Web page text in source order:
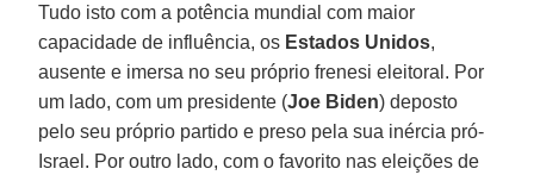
Tudo isto com a potência mundial com maior
capacidade de influência, os Estados Unidos,
ausente e imersa no seu próprio frenesi eleitoral. Por
um lado, com um presidente (Joe Biden) deposto
pelo seu próprio partido e preso pela sua inércia pró-
Israel. Por outro lado, com o favorito nas eleições de